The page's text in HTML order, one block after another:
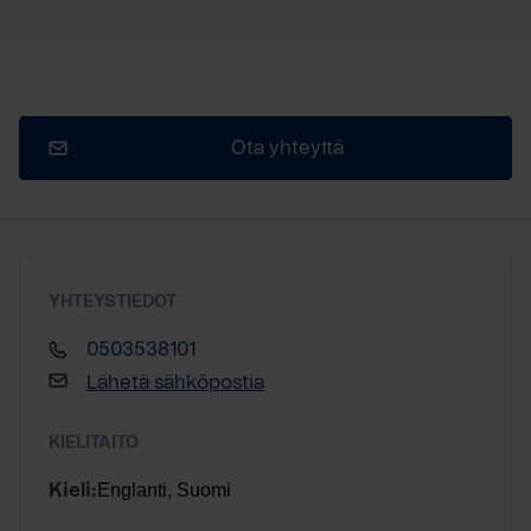
Ota yhteyttä
YHTEYSTIEDOT
0503538101
Lähetä sähköpostia
KIELITAITO
Kieli: Englanti, Suomi